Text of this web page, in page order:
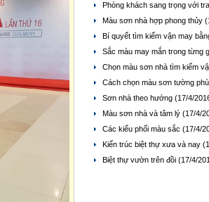
Phòng khách sang trọng với
Màu sơn nhà hợp phong thủy
Bí quyết tìm kiếm vận may
Sắc màu may mắn trong từng
Chọn màu sơn nhà tìm kiếm
Cách chọn màu sơn tường
Sơn nhà theo hướng (17/4/
Màu sơn nhà và tâm lý (17/4/
Các kiểu phối màu sắc (17/4/
Kiến trúc biệt thự xưa và nay
Biệt thự vườn trên đồi (17/4/